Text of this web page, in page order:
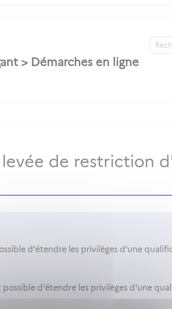
de restriction
d'étendre les privilèges d'une
d'étendre les privilèges d'une